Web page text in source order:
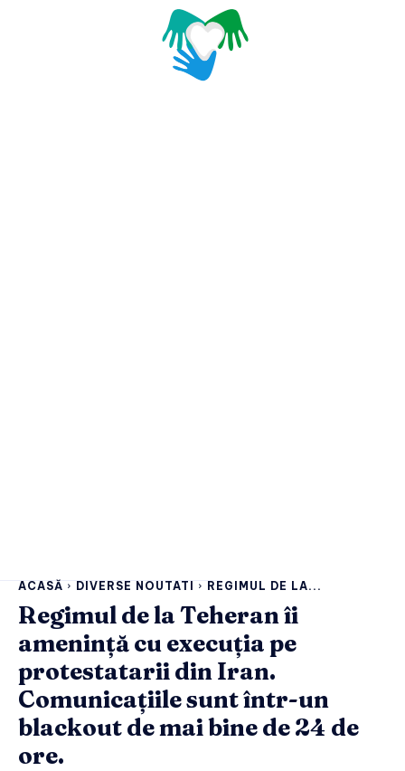
ACASĂ DIVERSE NOUTATI REGIMUL DE LA...
Regimul de la Teheran îi
amenință cu execuția pe
protestatarii din Iran.
Comunicațiile sunt într-un
blackout de mai bine de 24 de
ore.